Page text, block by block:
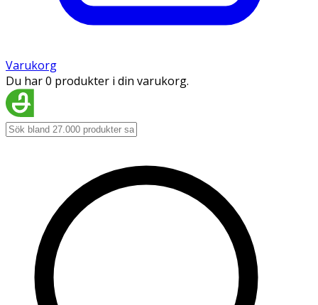
Varukorg
Du har 0 produkter i din varukorg.